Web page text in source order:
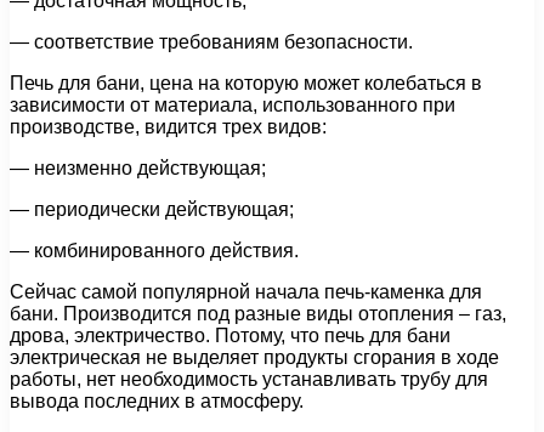
— соответствие требованиям безопасности.
Печь для бани, цена на которую может колебаться в
зависимости от материала, использованного при
производстве, видится трех видов:
— неизменно действующая;
— периодически действующая;
— комбинированного действия.
Сейчас самой популярной начала печь-каменка для
бани. Производится под разные виды отопления – газ,
дрова, электричество. Потому, что печь для бани
электрическая не выделяет продукты сгорания в ходе
работы, нет необходимость устанавливать трубу для
вывода последних в атмосферу.